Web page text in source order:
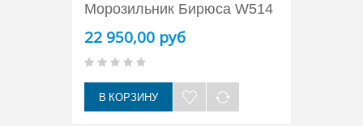
Морозильник Бирюса W514
22 950,00 руб
В КОРЗИНУ